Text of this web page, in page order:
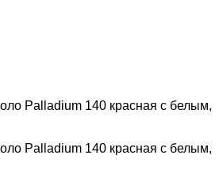
Palladium 140 красная с белым,
Palladium 140 красная с белым,